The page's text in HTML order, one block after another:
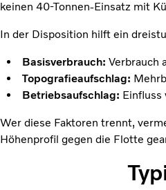
keinen 40-Tonnen-Einsatz mit
In der Disposition hilft ein
Basisverbrauch: Verbrauch
Topografieaufschlag:
Betriebsaufschlag: Einfluss
Wer diese Faktoren trennt,
Höhenprofil gegen die Flotte